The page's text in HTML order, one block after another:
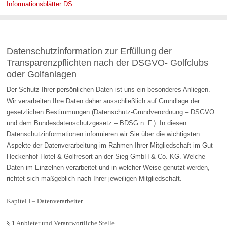
Informationsblätter DS
Datenschutzinformation zur Erfüllung der
Transparenzpflichten nach der DSGVO- Golfclubs
oder Golfanlagen
Der Schutz Ihrer persönlichen Daten ist uns ein besonderes Anliegen.
Wir verarbeiten Ihre Daten daher ausschließlich auf Grundlage der
gesetzlichen Bestimmungen (Datenschutz-Grundverordnung – DSGVO
und dem Bundesdatenschutzgesetz – BDSG n. F.). In diesen
Datenschutzinformationen informieren wir Sie über die wichtigsten
Aspekte der Datenverarbeitung im Rahmen Ihrer Mitgliedschaft im Gut
Heckenhof Hotel & Golfresort an der Sieg GmbH & Co. KG. Welche
Daten im Einzelnen verarbeitet und in welcher Weise genutzt werden,
richtet sich maßgeblich nach Ihrer jeweiligen Mitgliedschaft.
Kapitel I – Datenverarbeiter
§ 1 Anbieter und Verantwortliche Stelle